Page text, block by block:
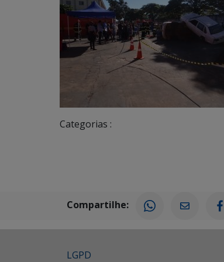
Categorias :
Compartilhe:
LGPD